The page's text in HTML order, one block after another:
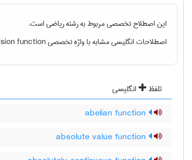
این اصطلاح تخصصی مربوط به رشتهرياضیاست.
اصطلاحات انگلیسی مشابه با واژه تخصصیfunction
تلفظ انگلیسی